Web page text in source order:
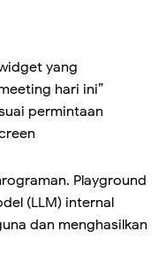
yang
hari ini”
permintaan
Playground
(LLM) internal
dan menghasilkan